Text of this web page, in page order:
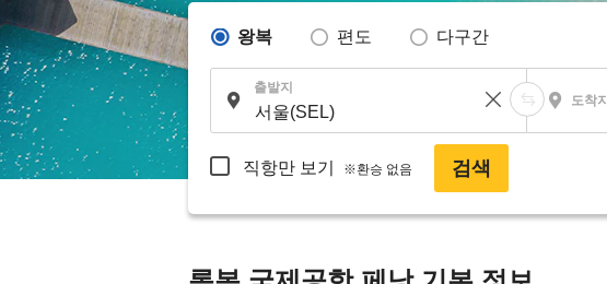
왕복 편도 다구간
출발지
도착지
직항만 보기 ※환승 없음 검색